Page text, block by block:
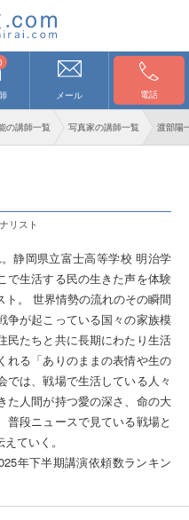
メール 電話
の講師一覧 写真家の講師一覧 渡部陽
リスト
静岡県立富士高等学校 明治学
で生活する民の生きた声を体験
。 世界情勢の流れのその瞬間
争が起こっている国々の家族模
民たちと共に長期にわたり生活
れる「ありのままの表情や生の
は、戦場で生活している人々
た人間が持つ愛の深さ、命の大
段ニュースで見ている戦場と
ていく。
年下半期講演依頼数ランキン